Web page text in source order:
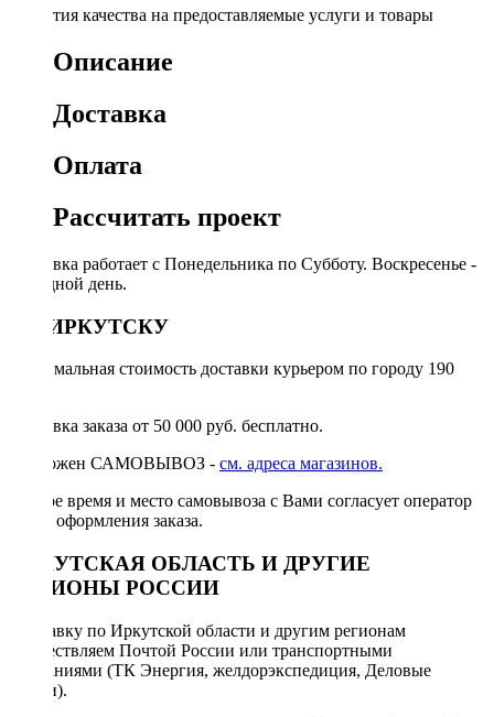
Гарантия качества на предоставляемые услуги и товары
Описание
Доставка
Оплата
Рассчитать проект
Доставка работает с Понедельника по Субботу. Воскресенье -
выходной день.
ПО ИРКУТСКУ
Минимальная стоимость доставки курьером по городу 190
Доставка заказа от 50 000 руб. бесплатно.
Возможен САМОВЫВОЗ - см. адреса магазинов.
Точное время и место самовывоза с Вами согласует оператор
после оформления заказа.
ИРКУТСКАЯ ОБЛАСТЬ И ДРУГИЕ
РЕГИОНЫ РОССИИ
Отправку по Иркутской области и другим регионам
осуществляем Почтой России или транспортными
компаниями (ТК Энергия, желдорэкспедиция, Деловые
линии).